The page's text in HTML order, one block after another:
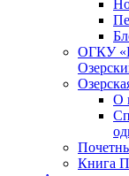
ОГКУ
О
Книга